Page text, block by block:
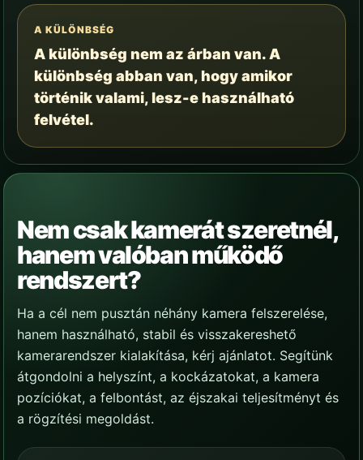
A KÜLÖNBSÉG
A különbség nem az árban van. A
különbség abban van, hogy amikor
történik valami, lesz-e használható
felvétel.
Nem csak kamerát szeretnél,
hanem valóban működő
rendszert?
Ha a cél nem pusztán néhány kamera felszerelése,
hanem használható, stabil és visszakereshető
kamerarendszer kialakítása, kérj ajánlatot. Segítünk
átgondolni a helyszínt, a kockázatokat, a kamera
pozíciókat, a felbontást, az éjszakai teljesítményt és
a rögzítési megoldást.